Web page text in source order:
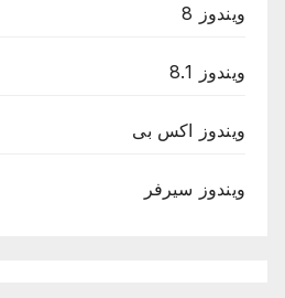
ويندوز 8
ويندوز 8.1
ويندوز اكس بى
ويندوز سيرفر